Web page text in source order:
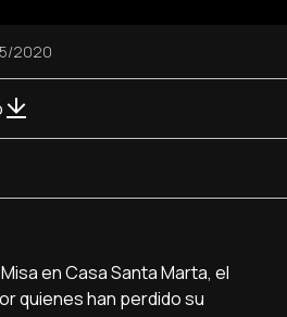
2020
en Casa Santa Marta, el
quienes han perdido su